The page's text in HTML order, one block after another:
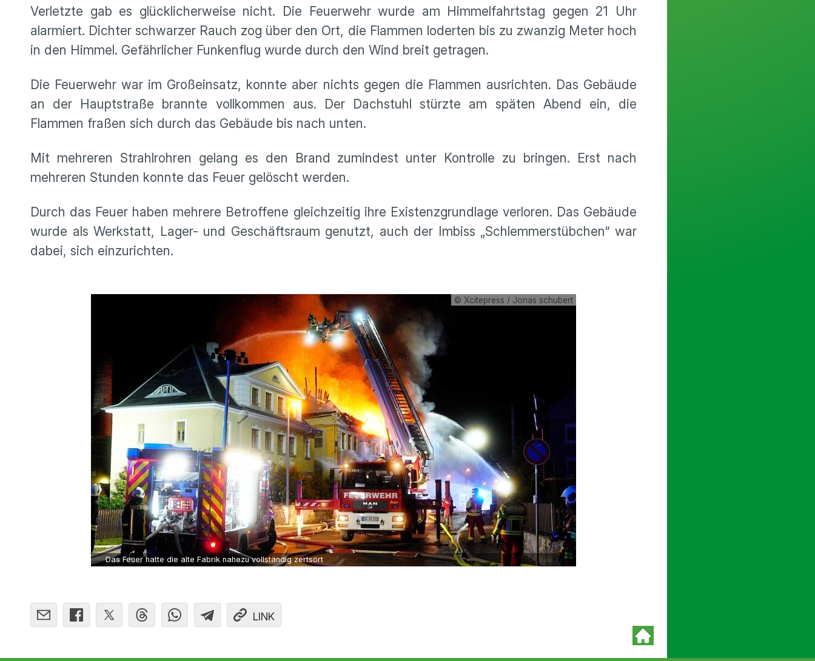
Verletzte gab es glücklicherweise nicht. Die Feuerwehr wurde am Himmelfahrtstag gegen 21 Uhr
alarmiert. Dichter schwarzer Rauch zog über den Ort, die Flammen loderten bis zu zwanzig Meter hoch
in den Himmel. Gefährlicher Funkenflug wurde durch den Wind breit getragen.
Die Feuerwehr war im Großeinsatz, konnte aber nichts gegen die Flammen ausrichten. Das Gebäude
an der Hauptstraße brannte vollkommen aus. Der Dachstuhl stürzte am späten Abend ein, die
Flammen fraßen sich durch das Gebäude bis nach unten.
Mit mehreren Strahlrohren gelang es den Brand zumindest unter Kontrolle zu bringen. Erst nach
mehreren Stunden konnte das Feuer gelöscht werden.
Durch das Feuer haben mehrere Betroffene gleichzeitig ihre Existenzgrundlage verloren. Das Gebäude
wurde als Werkstatt, Lager- und Geschäftsraum genutzt, auch der Imbiss „Schlemmerstübchen“ war
dabei, sich einzurichten.
© Xcitepress / Jonas schubert
Das Feuer hatte die alte Fabrik nahezu vollständig zertsört
LINK